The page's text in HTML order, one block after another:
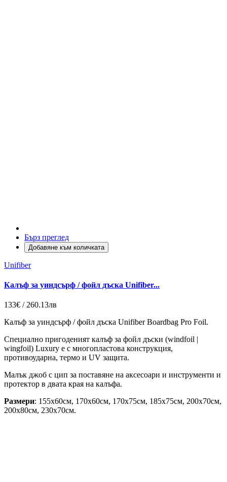
Бърз преглед
Добавяне към количката
Unifiber
Калъф за уиндсърф / фойл дъска Unifiber...
133€ / 260.13лв
Калъф за уиндсърф / фойл дъска Unifiber Boardbag Pro Foil.
Специално пригоденият калъф за фойл дъски (windfoil |
wingfoil) Luxury е с многопластова конструкция,
противоударна, термо и UV защита.
Малък джоб с цип за поставяне на аксесоари и инструменти и
протектор в двата края на калъфа.
Размери: 155х60см, 170х60см, 170х75см, 185х75см, 200х70см,
200х80см, 230х70см.